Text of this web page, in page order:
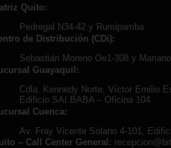
Quito:
Pedregal N34-42 y Rumipamba
de Distribución (CDi):
Sebastián Moreno Oe1-308 y Mariano
Guayaquil:
Cdla. Kennedy Norte, Víctor Emilio
Edificio SAI BABA – Oficina 104
Cuenca:
Av. Fray Vicente Solano 4-101,
– Call Center General: